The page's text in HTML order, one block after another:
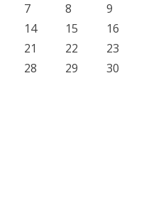
7 8
9
14 15
16
21 22
23
28 29
30